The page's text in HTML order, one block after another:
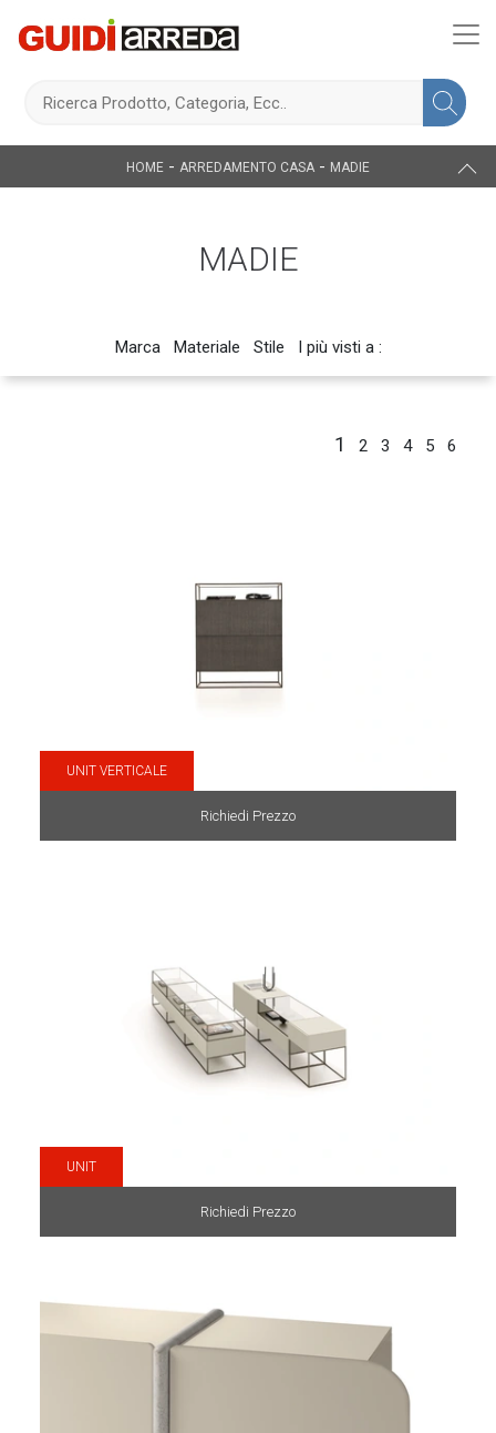
HOME - ARREDAMENTO CASA - MADIE
MADIE
Marca Materiale Stile I più visti a :
1 2 3 4 5 6
UNIT VERTICALE
Richiedi Prezzo
UNIT
Richiedi Prezzo